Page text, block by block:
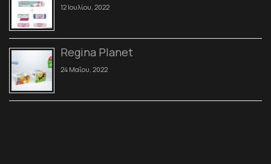
12 Ιουλίου, 2022
Regina Planet
24 Μαΐου, 2022